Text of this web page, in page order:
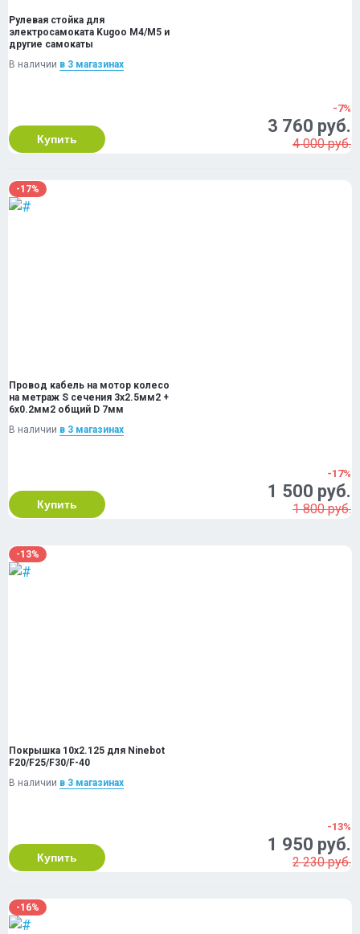
Рулевая стойка для
электросамоката Kugoo M4/M5 и
другие самокаты
В наличии в 3 магазинах
Купить
-7%
3 760 руб.
4 000 руб.
-17%
Провод кабель на мотор колесо
на метраж S сечения 3x2.5мм2 +
6x0.2мм2 общий D 7мм
В наличии в 3 магазинах
Купить
-17%
1 500 руб.
1 800 руб.
-13%
Покрышка 10x2.125 для Ninebot
F20/F25/F30/F-40
В наличии в 3 магазинах
Купить
-13%
1 950 руб.
2 230 руб.
-16%